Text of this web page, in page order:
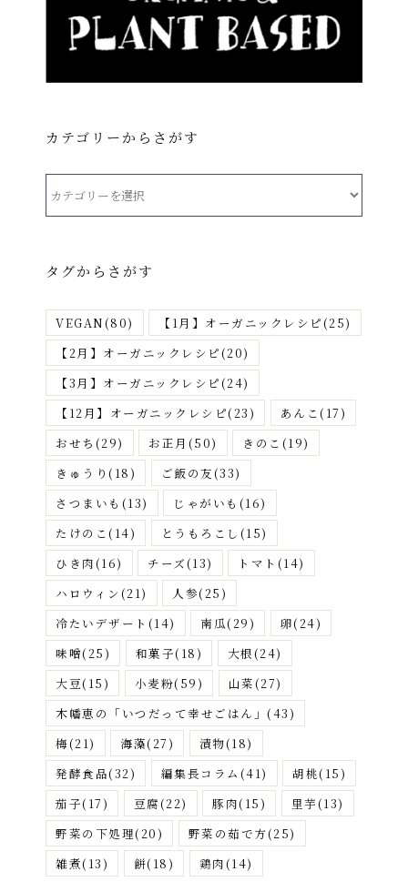
カテゴリーからさがす
ー
ら
が
す
タグからさがす
VEGAN(80) 【1月】オーガニックレシピ(25)
【2月】オーガニックレシピ(20)
【3月】オーガニックレシピ(24)
【12月】オーガニックレシピ(23) あんこ(17)
おせち (29) お正月 (50) きのこ (19)
きゅうり (18) ご飯の友(33)
さつまいも (13) じゃがいも (16)
たけのこ(14) とうもろこし (15)
ひき肉(16) チーズ(13) トマト (14)
ハロウィン(21) 人参(25)
冷たいデザート (14) 南瓜(29) 卵(24)
味噌(25) 和菓子(18) 大根(24)
大豆(15) 小麦粉(59) 山菜(27)
木幡恵の「いつだって幸せごはん」 (43)
梅(21) 海藻(27) 漬物(18)
発酵食品(32) 編集長コラム (41) 胡桃(15)
茄子(17) 豆腐(22) 豚肉(15) 里芋(13)
野菜の下処理(20) 野菜の茹で方(25)
雑煮(13) 餅(18) 鶏肉(14)